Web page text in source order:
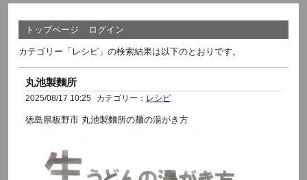
トップページ ログイン
カテゴリー「レシピ」の検索結果は以下のとおりです。
丸池製麵所
2025/08/17 10:25 カテゴリー： レシピ
徳島県板野市 丸池製麵所の麺の湯がき方